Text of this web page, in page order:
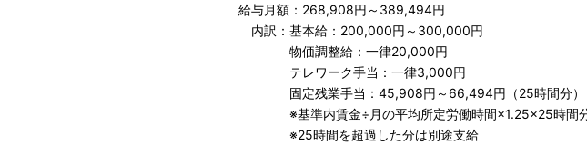
給与月額：268,908円～389,494円
内訳：基本給：200,000円～300,000円
物価調整給：一律20,000円
テレワーク手当：一律3,000円
固定残業手当：45,908円～66,494円（25時間分）
※基準内賃金÷月の平均所定労働時間×1.25×25時間
※25時間を超過した分は別途支給